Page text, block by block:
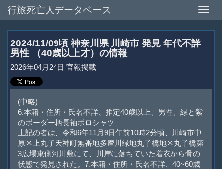
Toggle
行旅死亡人データベース
2024/11/09頃 神奈川県 川崎市 発見 年代不詳
男性 （40歳以上才）の情報
2026年04月24日 官報掲載
(中略)
6.本籍・住所・氏名不詳、推定40歳以上、男性、緑と紫
のボーダー柄長袖ポロシャツ
上記の者は、令和6年11月9日午前10時2分頃、川崎市中
原区上丸子天神町無番地多摩川緑地丸子橋地区丸子橋第
3広場東側河川敷にて、川岸に落ちていた着衣から骨の
状態で発見された。7.本籍・住所・氏名不詳、40~60歳